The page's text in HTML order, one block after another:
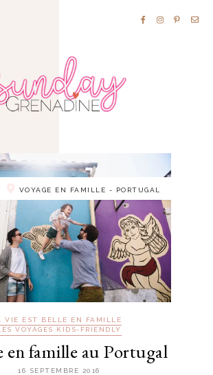
VOYAGE EN FAMILLE - PORTUGAL
VIE EST BELLE EN FAMILLE
VOYAGES KIDS-FRIENDLY
en famille au Portugal
16 SEPTEMBRE 2016